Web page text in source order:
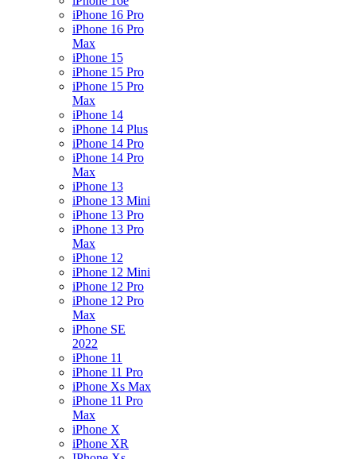
iPhone 16 Pro
iPhone 16 Pro
Max
iPhone 15
iPhone 15 Pro
iPhone 15 Pro
Max
iPhone 14
iPhone 14 Plus
iPhone 14 Pro
iPhone 14 Pro
Max
iPhone 13
iPhone 13 Mini
iPhone 13 Pro
iPhone 13 Pro
Max
iPhone 12
iPhone 12 Mini
iPhone 12 Pro
iPhone 12 Pro
Max
iPhone SE
2022
iPhone 11
iPhone 11 Pro
iPhone Xs Max
iPhone 11 Pro
Max
iPhone X
iPhone XR